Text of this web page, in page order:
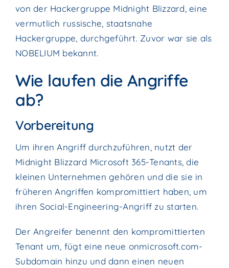
von der Hackergruppe Midnight Blizzard, eine
vermutlich russische, staatsnahe
Hackergruppe, durchgeführt. Zuvor war sie als
NOBELIUM bekannt.
Wie laufen die Angriffe
ab?
Vorbereitung
Um ihren Angriff durchzuführen, nutzt der
Midnight Blizzard Microsoft 365-Tenants, die
kleinen Unternehmen gehören und die sie in
früheren Angriffen kompromittiert haben, um
ihren Social-Engineering-Angriff zu starten.
Der Angreifer benennt den kompromittierten
Tenant um, fügt eine neue onmicrosoft.com-
Subdomain hinzu und dann einen neuen